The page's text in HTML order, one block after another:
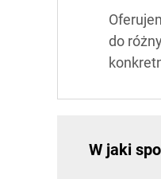
do
W jaki